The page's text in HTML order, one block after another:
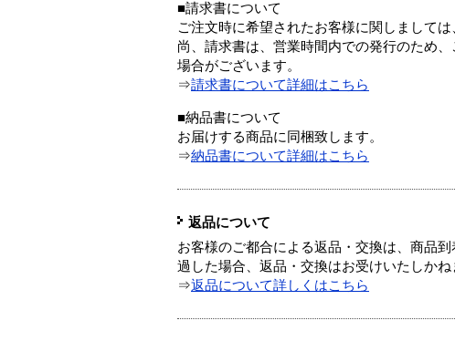
■請求書について
ご注文時に希望されたお客様に関しまして
尚、請求書は、営業時間内での発行のため
場合がございます。
⇒請求書について詳細はこちら
■納品書について
お届けする商品に同梱致します。
⇒納品書について詳細はこちら
返品について
お客様のご都合による返品・交換は、商品
過した場合、返品・交換はお受けいたしかね
⇒返品について詳しくはこちら